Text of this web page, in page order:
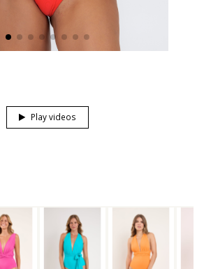
Play videos